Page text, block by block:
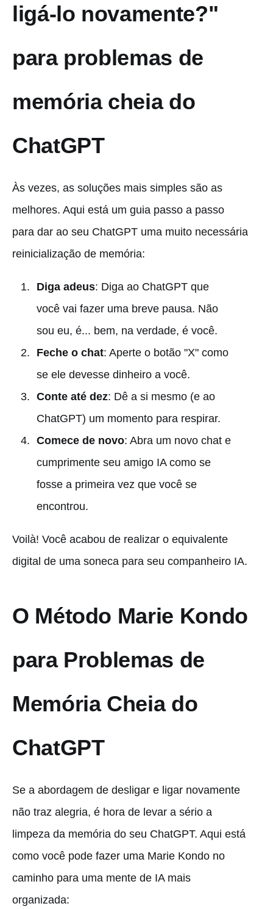
ligá-lo novamente?"
para problemas de
memória cheia do
ChatGPT
Às vezes, as soluções mais simples são as
melhores. Aqui está um guia passo a passo
para dar ao seu ChatGPT uma muito necessária
reinicialização de memória:
Diga adeus: Diga ao ChatGPT que
você vai fazer uma breve pausa. Não
sou eu, é... bem, na verdade, é você.
Feche o chat: Aperte o botão "X" como
se ele devesse dinheiro a você.
Conte até dez: Dê a si mesmo (e ao
ChatGPT) um momento para respirar.
Comece de novo: Abra um novo chat e
cumprimente seu amigo IA como se
fosse a primeira vez que você se
encontrou.
Voilà! Você acabou de realizar o equivalente
digital de uma soneca para seu companheiro IA.
O Método Marie Kondo
para Problemas de
Memória Cheia do
ChatGPT
Se a abordagem de desligar e ligar novamente
não traz alegria, é hora de levar a sério a
limpeza da memória do seu ChatGPT. Aqui está
como você pode fazer uma Marie Kondo no
caminho para uma mente de IA mais
organizada: